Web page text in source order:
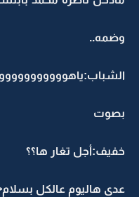
وضمه..
بصوت
خفيف:أجل تغار ها؟؟
عدى هاليوم عالكل